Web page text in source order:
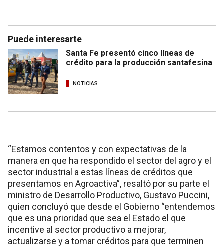
Puede interesarte
Santa Fe presentó cinco líneas de
crédito para la producción santafesina
NOTICIAS
“Estamos contentos y con expectativas de la
manera en que ha respondido el sector del agro y el
sector industrial a estas líneas de créditos que
presentamos en Agroactiva”, resaltó por su parte el
ministro de Desarrollo Productivo, Gustavo Puccini,
quien concluyó que desde el Gobierno “entendemos
que es una prioridad que sea el Estado el que
incentive al sector productivo a mejorar,
actualizarse y a tomar créditos para que terminen